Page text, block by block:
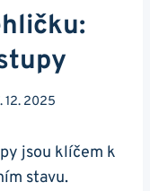
12. 2025
jsou ‌klíčem k
stavu.